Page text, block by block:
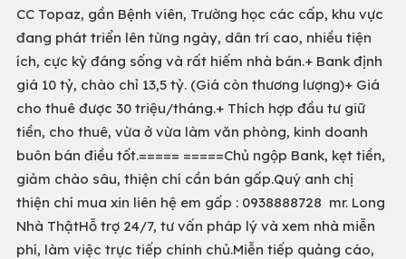
CC Topaz, gần Bệnh viên, Trường học các cấp, khu vực
đang phát triển lên từng ngày, dân trí cao, nhiều tiện
ích, cực kỳ đáng sống và rất hiếm nhà bán.+ Bank định
giá 10 tỷ, chào chỉ 13,5 tỷ. (Giá còn thương lượng)+ Giá
cho thuê được 30 triệu/tháng.+ Thích hợp đầu tư giữ
tiền, cho thuê, vừa ở vừa làm văn phòng, kinh doanh
buôn bán điều tốt.===== =====Chủ ngộp Bank, kẹt tiền,
giảm chào sâu, thiện chí cần bán gấp.Quý anh chị
thiện chí mua xin liên hệ em gấp : 0938888728 mr. Long
Nhà ThậtHỗ trợ 24/7, tư vấn pháp lý và xem nhà miễn
phí, làm việc trực tiếp chính chủ.Miễn tiếp quảng cáo,